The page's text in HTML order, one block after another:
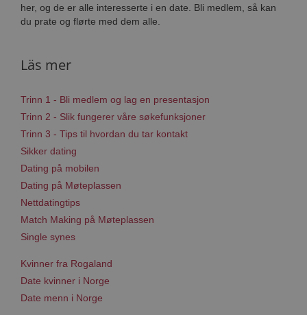
her, og de er alle interesserte i en date. Bli medlem, så kan
du prate og flørte med dem alle.
Läs mer
Trinn 1 - Bli medlem og lag en presentasjon
Trinn 2 - Slik fungerer våre søkefunksjoner
Trinn 3 - Tips til hvordan du tar kontakt
Sikker dating
Dating på mobilen
Dating på Møteplassen
Nettdatingtips
Match Making på Møteplassen
Single synes
Kvinner fra Rogaland
Date kvinner i Norge
Date menn i Norge